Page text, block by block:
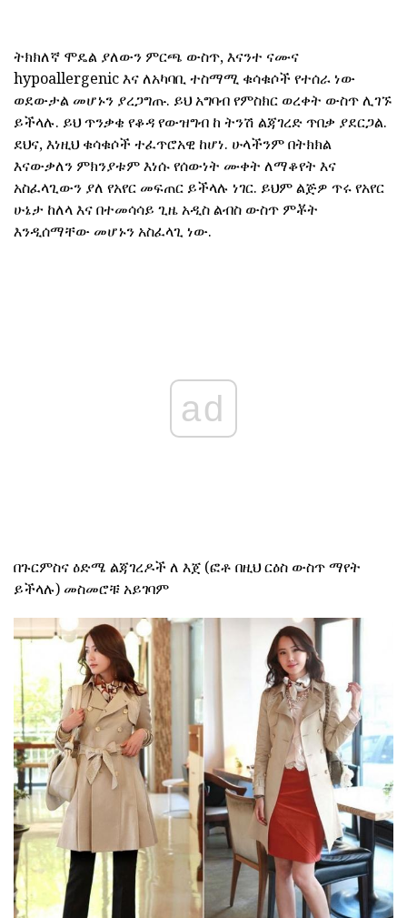
ትክክለኛ ሞዴል ያለውን ምርጫ ውስጥ, እናንተ ናሙና
hypoallergenic እና ለአካባቢ ተስማሚ ቁሳቁሶች የተሰራ ነው
ወደውታል መሆኑን ያረጋግጡ. ይህ አግባብ የምስክር ወረቀት ውስጥ ሊገኙ
ይችላሉ. ይህ ጥንቃቄ የቆዳ የውዝግብ ከ ትንሽ ልጃገረድ ጥበቃ ያደርጋል.
ደህና, እነዚህ ቁሳቁሶች ተፈጥሮአዊ ከሆነ. ሁላችንም በትክክል
እናውቃለን ምክንያቱም እነሱ የሰውነት ሙቀት ለማቆየት እና
አስፈላጊውን ያለ የአየር መፍጠር ይችላሉ ነገር. ይህም ልጅዎ ጥሩ የአየር
ሁኔታ ከለላ እና በተመሳሳይ ጊዜ አዲስ ልብስ ውስጥ ምቾት
እንዲሰማቸው መሆኑን አስፈላጊ ነው.
ad
በጉርምስና ዕድሜ ልጃገረዶች ለ እጀ (ፎቶ በዚህ ርዕስ ውስጥ ማየት
ይችላሉ) መስመሮቹ አይገባም